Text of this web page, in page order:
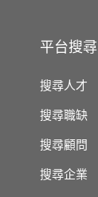
平台搜尋
搜尋人才
搜尋職缺
搜尋顧問
搜尋企業